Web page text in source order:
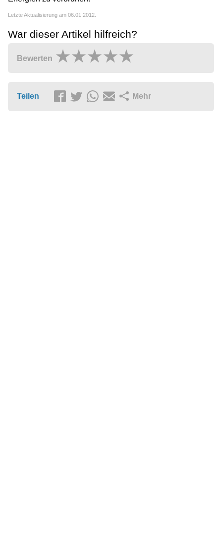
Letzte Aktualisierung am 06.01.2012.
War dieser Artikel hilfreich?
Bewerten
Teilen Mehr